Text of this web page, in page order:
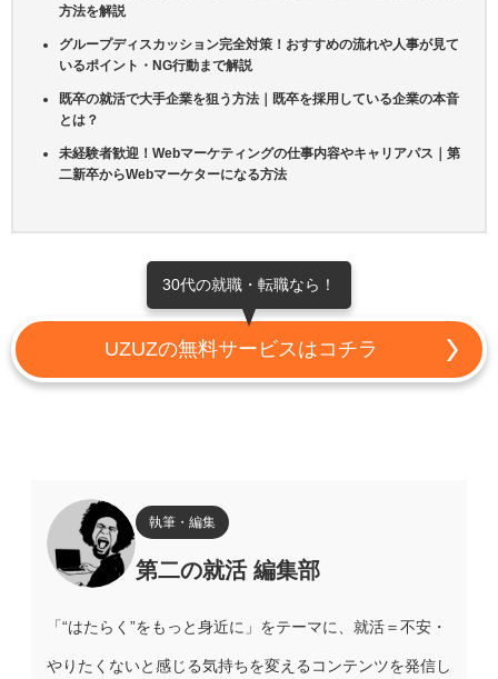
方法を解説
グループディスカッション完全対策！おすすめの流れや人事が見て
いるポイント・NG行動まで解説
既卒の就活で大手企業を狙う方法｜既卒を採用している企業の本音
とは？
未経験者歓迎！Webマーケティングの仕事内容やキャリアパス｜第
二新卒からWebマーケターになる方法
30代の就職・転職なら！
UZUZの無料サービスはコチラ
執筆・編集
第二の就活 編集部
「“はたらく”をもっと身近に」をテーマに、就活＝不安・
やりたくないと感じる気持ちを変えるコンテンツを発信し